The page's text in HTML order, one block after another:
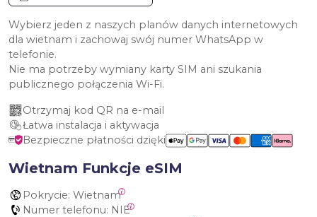
Wybierz jeden z naszych planów danych internetowych
dla wietnam i zachowaj swój numer WhatsApp w
telefonie.
Nie ma potrzeby wymiany karty SIM ani szukania
publicznego połączenia Wi-Fi.
Otrzymaj kod QR na e-mail
Łatwa instalacja i aktywacja
Bezpieczne płatności dzięki
Wietnam Funkcje eSIM
Pokrycie: Wietnam
Numer telefonu: NIE